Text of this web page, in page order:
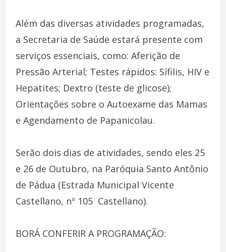
Além das diversas atividades programadas,
a Secretaria de Saúde estará presente com
serviços essenciais, como: Aferição de
Pressão Arterial; Testes rápidos: Sífilis, HIV e
Hepatites; Dextro (teste de glicose);
Orientações sobre o Autoexame das Mamas
e Agendamento de Papanicolau.
Serão dois dias de atividades, sendo eles 25
e 26 de Outubro, na Paróquia Santo Antônio
de Pádua (Estrada Municipal Vicente
Castellano, nº 105  Castellano).
BORÁ CONFERIR A PROGRAMAÇÃO: